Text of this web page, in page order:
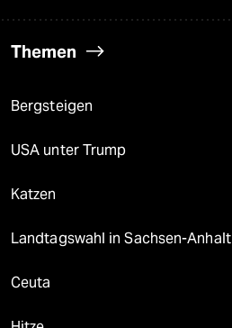
Themen
Bergsteigen
USA unter Trump
Katzen
Landtagswahl in Sachsen-Anhalt
Ceuta